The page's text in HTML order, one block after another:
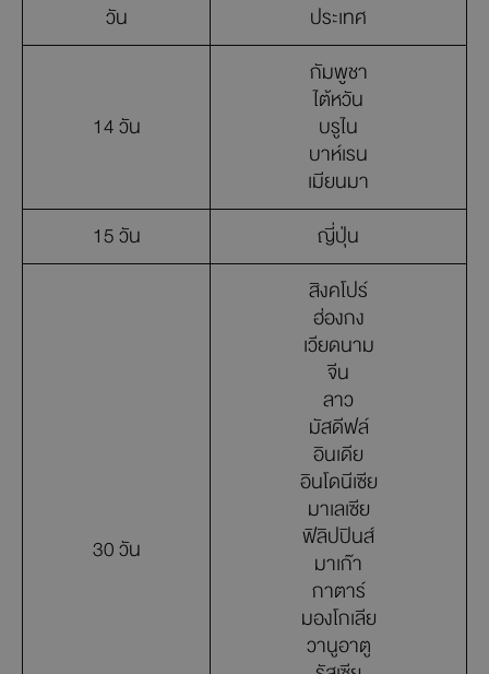
วัน ประเทศ
14 วัน
กัมพูชา
ไต้หวัน
บรูไน
บาห์เรน
เมียนมา
15 วัน
ญี่ปุ่น
30 วัน
สิงคโปร์
ฮ่องกง
เวียดนาม
จีน
ลาว
มัสดีฟล์
อินเดีย
อินโดนีเซีย
มาเลเซีย
ฟิลิปปินส์
มาเก๊า
กาตาร์
มองโกเลีย
วานูอาตู